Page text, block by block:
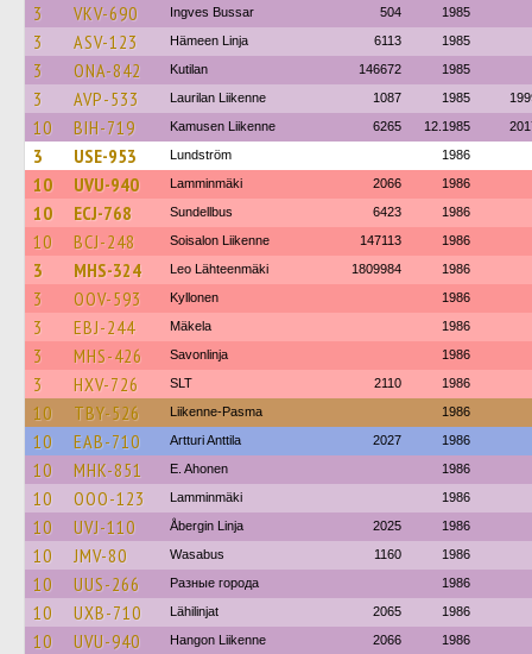
3 VKV-690 Ingves Bussar 504 1985
3 ASV-123 Hämeen Linja 6113 1985
3 ONA-842 Kutilan 146672 1985
3 AVP-533 Laurilan Liikenne 1087 1985
10 BIH-719 Kamusen Liikenne 6265 12.1985
3 USE-953 Lundström 1986
10 UVU-940 Lamminmäki 2066 1986
10 ECJ-768 Sundellbus 6423 1986
10 BCJ-248 Soisalon Liikenne 147113 1986
3 MHS-324 Leo Lähteenmäki 1809984 1986
3 OOV-593 Kyllonen 1986
3 EBJ-244 Mäkela 1986
3 MHS-426 Savonlinja 1986
3 HXV-726 SLT 2110 1986
10 TBY-526 Liikenne-Pasma 1986
10 EAB-710 Artturi Anttila 2027 1986
10 MHK-851 E. Ahonen 1986
10 OOO-123 Lamminmäki 1986
10 UVJ-110 Åbergin Linja 2025 1986
10 JMV-80 Wasabus 1160 1986
10 UUS-266 Разные города 1986
10 UXB-710 Lähilinjat 2065 1986
10 UVU-940 Hangon Liikenne 2066 1986